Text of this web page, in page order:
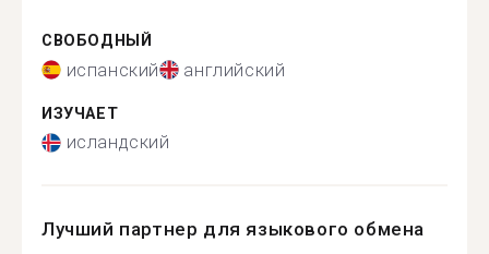
СВОБОДНЫЙ
испанский английский
ИЗУЧАЕТ
исландский
Лучший партнер для языкового обмена